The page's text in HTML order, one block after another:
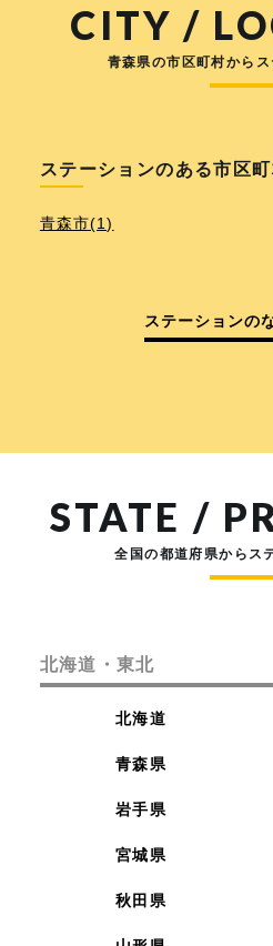
CITY /
青森県の市区町村から
ステーションのある市区
青森市(1)
ステーションの
STATE /
全国の都道府県からス
北海道・東北
北海道
青森県
岩手県
宮城県
秋田県